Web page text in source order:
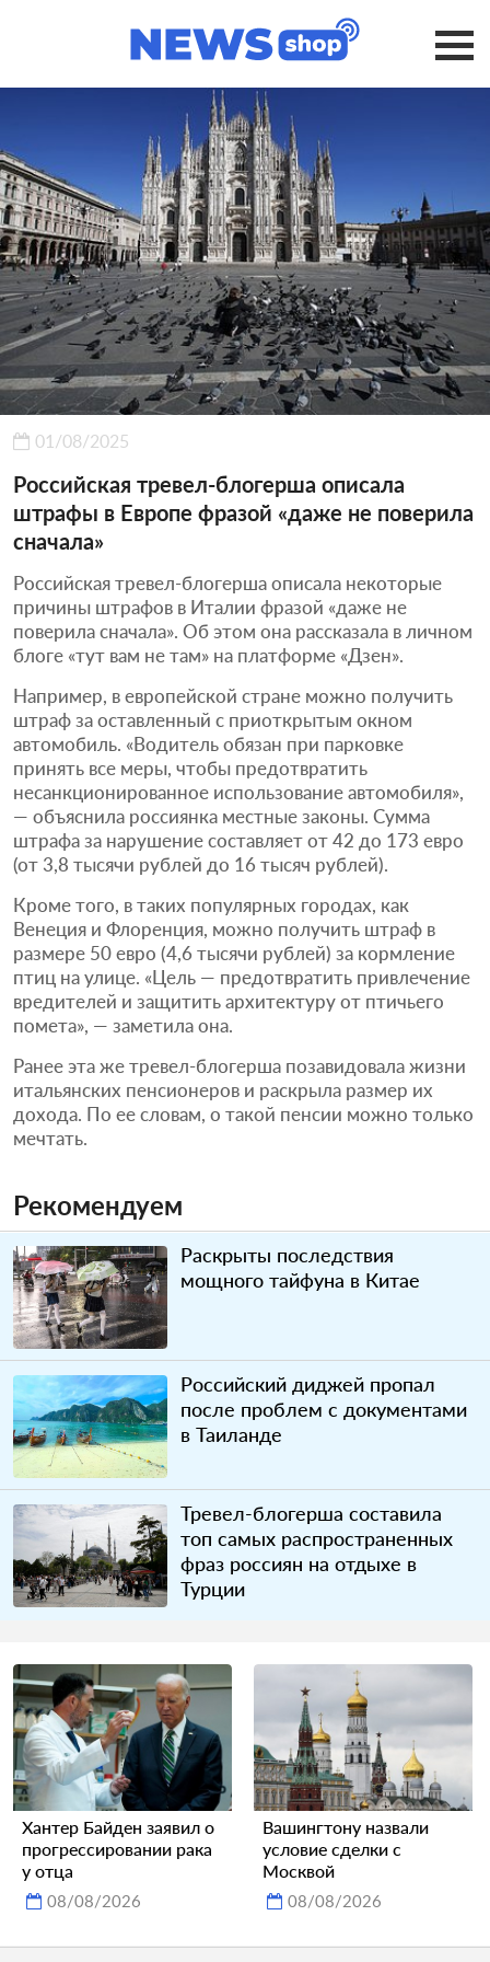
01/08/2025
Российская тревел-блогерша описала
штрафы в Европе фразой «даже не поверила
сначала»
Российская тревел-блогерша описала некоторые
причины штрафов в Италии фразой «даже не
поверила сначала». Об этом она рассказала в личном
блоге «тут вам не там» на платформе «Дзен».
Например, в европейской стране можно получить
штраф за оставленный с приоткрытым окном
автомобиль. «Водитель обязан при парковке
принять все меры, чтобы предотвратить
несанкционированное использование автомобиля»,
— объяснила россиянка местные законы. Сумма
штрафа за нарушение составляет от 42 до 173 евро
(от 3,8 тысячи рублей до 16 тысяч рублей).
Кроме того, в таких популярных городах, как
Венеция и Флоренция, можно получить штраф в
размере 50 евро (4,6 тысячи рублей) за кормление
птиц на улице. «Цель — предотвратить привлечение
вредителей и защитить архитектуру от птичьего
помета», — заметила она.
Ранее эта же тревел-блогерша позавидовала жизни
итальянских пенсионеров и раскрыла размер их
дохода. По ее словам, о такой пенсии можно только
мечтать.
Рекомендуем
Раскрыты последствия
мощного тайфуна в Китае
Российский диджей пропал
после проблем с документами
в Таиланде
Тревел-блогерша составила
топ самых распространенных
фраз россиян на отдыхе в
Турции
Хантер Байден заявил о
прогрессировании рака
у отца
08/08/2026
Вашингтону назвали
условие сделки с
Москвой
08/08/2026